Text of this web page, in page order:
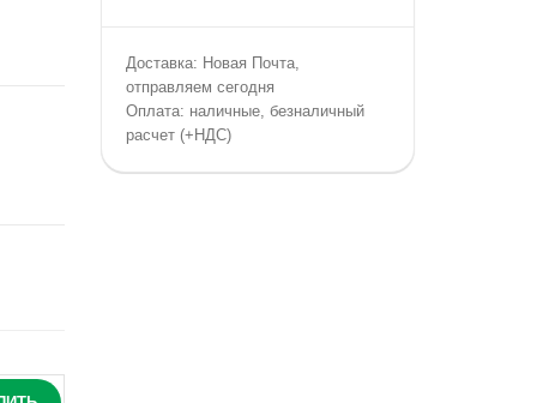
Доставка: Новая Почта,
отправляем сегодня
Оплата: наличные, безналичный
расчет (+НДС)